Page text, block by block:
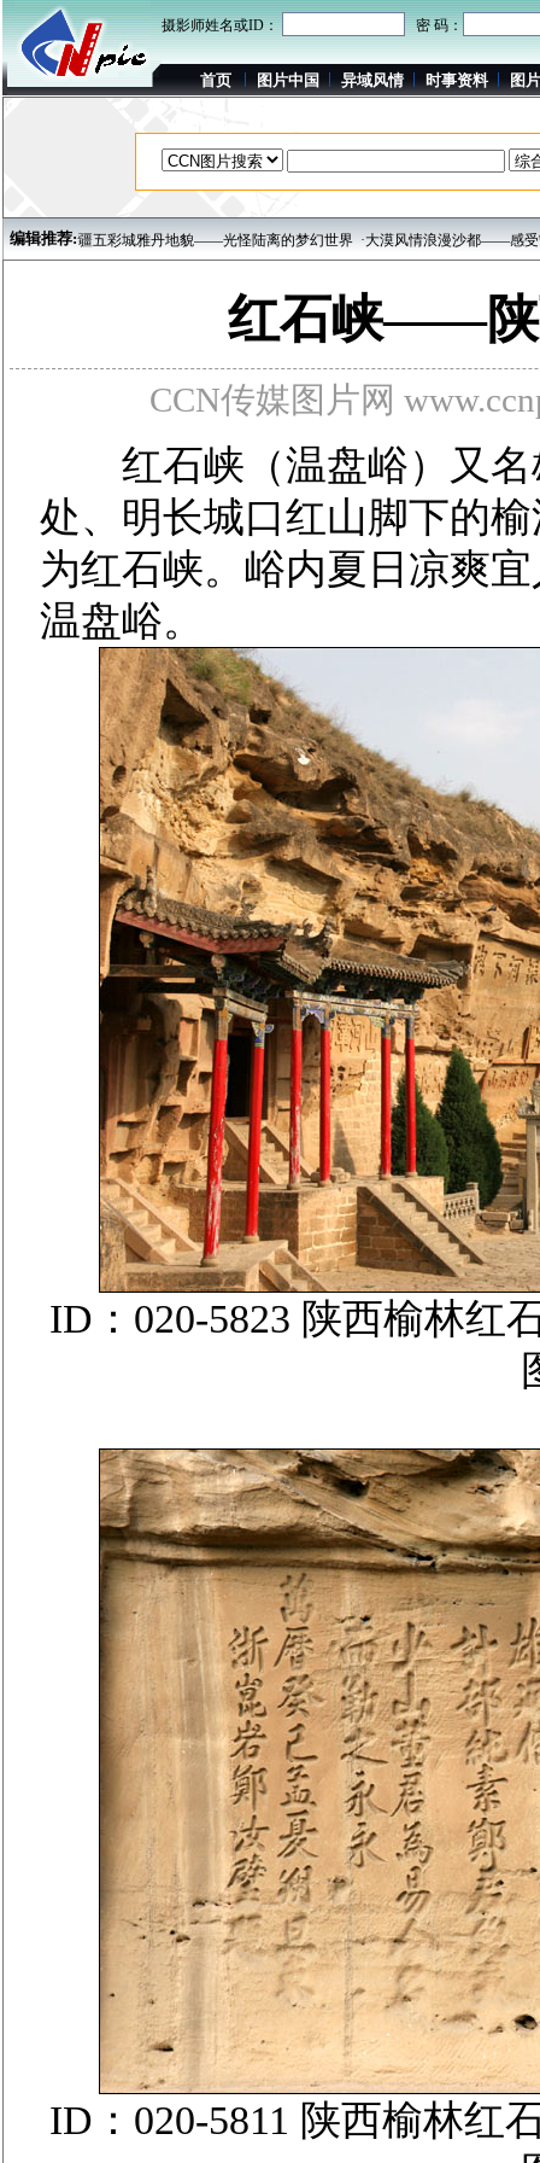
摄影师姓名或ID： 密 码：
首页 图片中国 异域风情 时事资料 图
编辑推荐:
彩城雅丹地貌——光怪陆离的梦幻世界 ·大漠风情浪漫沙都——感受宁夏中卫独特
红石峡——陕
CCN传媒图片网
红石峡（温盘峪）又名
处、明长城口红山脚下的
为红石峡。峪内夏日凉爽
温盘峪。
ID：020-5823 陕西榆林
ID：020-5811 陕西榆林